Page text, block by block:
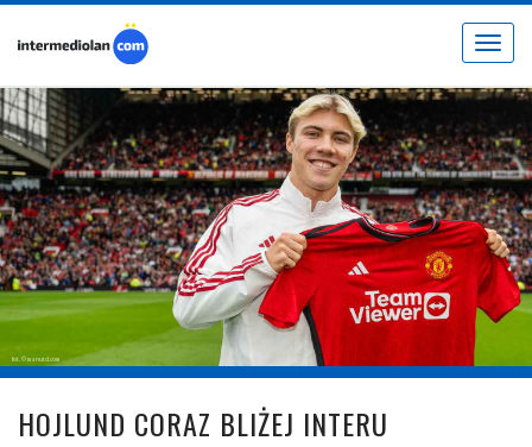
Toggle
fot. © manutd.com
HOJLUND CORAZ BLIŻEJ INTERU